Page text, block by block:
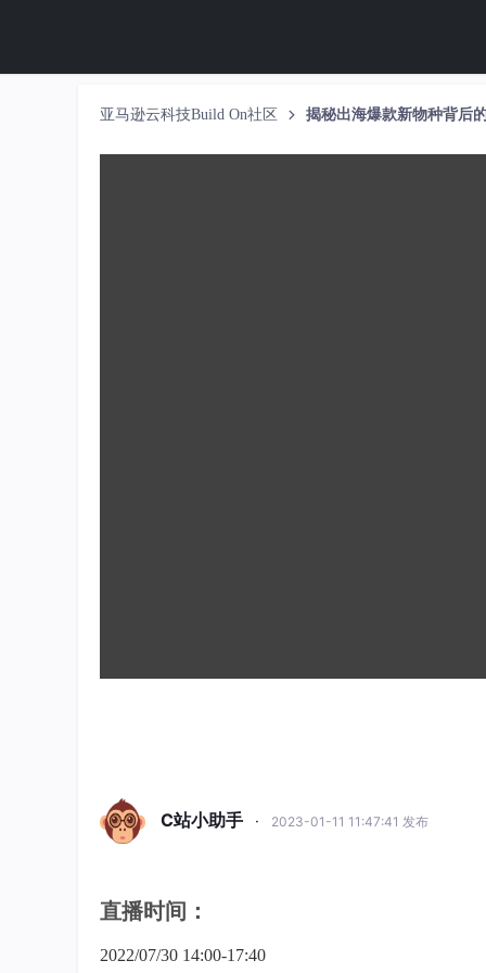
亚马逊云科技Build On社区 揭秘出海爆款新物种背后
C站小助手 · 2023-01-11 11:47:41 发布
直播时间：
2022/07/30 14:00-17:40